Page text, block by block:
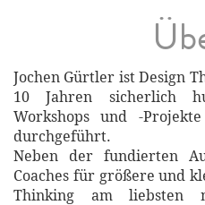
Jochen Gürtler ist Design
10 Jahren sicherlich
Workshops und -
durchgeführt.
Neben der fundierten
Coaches für größere und
Thinking am liebsten